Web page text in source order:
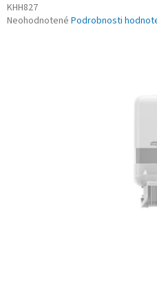
KHH827
Priemerné
Neohodnotené Podrobnosti